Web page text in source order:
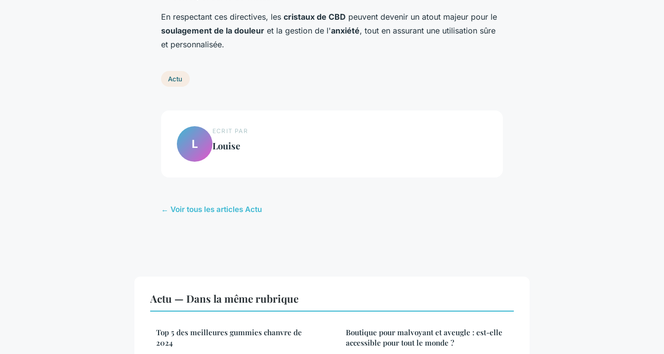
En respectant ces directives, les cristaux de CBD peuvent devenir un atout majeur pour le
soulagement de la douleur et la gestion de l'anxiété, tout en assurant une utilisation sûre
et personnalisée.
Actu
L
ECRIT PAR
Louise
← Voir tous les articles Actu
Actu — Dans la même rubrique
Top 5 des meilleures gummies chanvre de
2024
Boutique pour malvoyant et aveugle : est-elle
accessible pour tout le monde ?